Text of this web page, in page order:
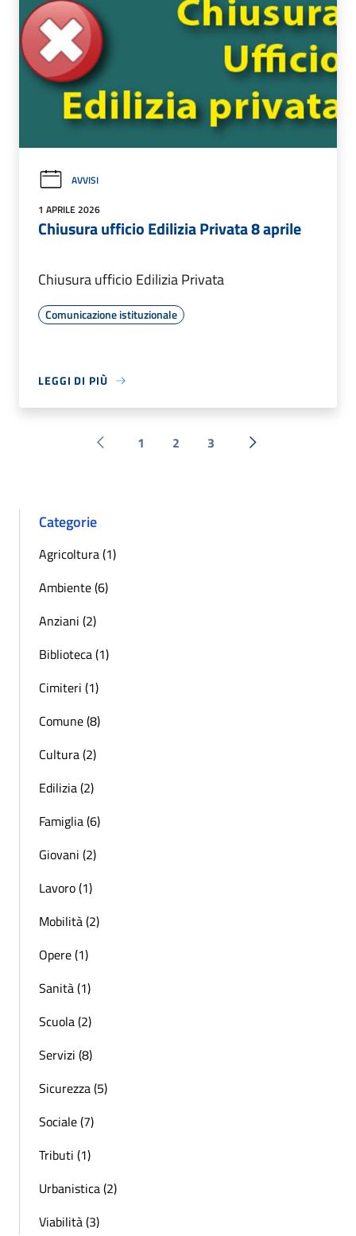
AVVISI
1 APRILE 2026
Chiusura ufficio Edilizia Privata 8 aprile
Chiusura ufficio Edilizia Privata
Comunicazione istituzionale
LEGGI DI PIÙ
Pagina precedente
1 2 3 Successiva »
Categorie
Agricoltura (1)
Ambiente (6)
Anziani (2)
Biblioteca (1)
Cimiteri (1)
Comune (8)
Cultura (2)
Edilizia (2)
Famiglia (6)
Giovani (2)
Lavoro (1)
Mobilità (2)
Opere (1)
Sanità (1)
Scuola (2)
Servizi (8)
Sicurezza (5)
Sociale (7)
Tributi (1)
Urbanistica (2)
Viabilità (3)